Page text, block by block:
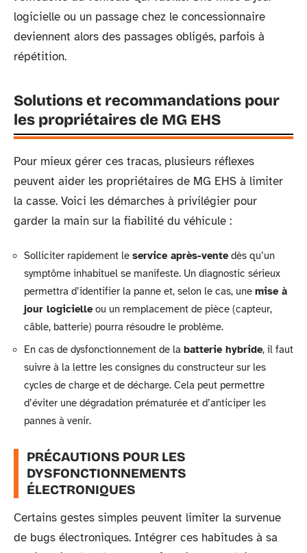
logicielle ou un passage chez le concessionnaire
deviennent alors des passages obligés, parfois à
répétition.
Solutions et recommandations pour
les propriétaires de MG EHS
Pour mieux gérer ces tracas, plusieurs réflexes
peuvent aider les propriétaires de MG EHS à limiter
la casse. Voici les démarches à privilégier pour
garder la main sur la fiabilité du véhicule :
Solliciter rapidement le service après-ventedès qu’un
symptôme inhabituel se manifeste. Un diagnostic sérieux
permettra d’identifier la panne et, selon le cas, une mise à
jour logicielleou un remplacement de pièce (capteur,
câble, batterie) pourra résoudre le problème.
En cas de dysfonctionnement de la batterie hybride, il faut
suivre à la lettre les consignes du constructeur sur les
cycles de charge et de décharge. Cela peut permettre
d’éviter une dégradation prématurée et d’anticiper les
pannes à venir.
PRÉCAUTIONS POUR LES
DYSFONCTIONNEMENTS
ÉLECTRONIQUES
Certains gestes simples peuvent limiter la survenue
de bugs électroniques. Intégrer ces habitudes à sa